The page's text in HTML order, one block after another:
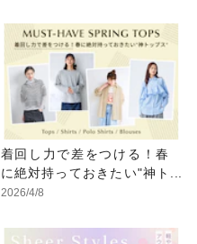
着回し力で差をつける！春
に絶対持っておきたい"神ト
ップス"
2026/4/8